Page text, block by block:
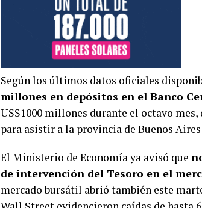
Según los últimos datos oficiales
millones en depósitos en el Banco
US$1000 millones durante el octavo
para asistir a la provincia de Buenos
El Ministerio de Economía ya avisó que
de intervención del Tesoro en el
mercado bursátil abrió también este